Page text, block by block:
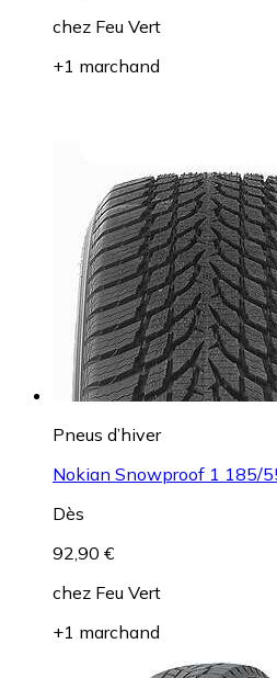
chez Feu Vert
+1 marchand
Pneus d’hiver
Nokian Snowproof 1 185/
Dès
92,90 €
chez Feu Vert
+1 marchand